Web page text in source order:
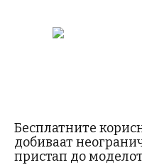
Бесплатните
добиваат
пристап до